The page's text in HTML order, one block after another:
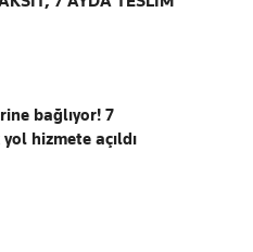
bağlıyor! 7
hizmete açıldı